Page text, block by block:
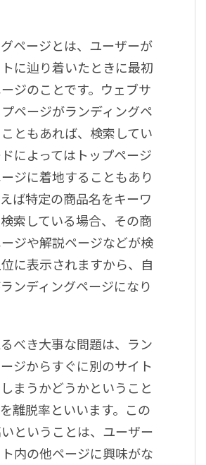
ページとは、ユーザーが
に辿り着いたときに最初
ジのことです。ウェブサ
ページがランディングペ
ともあれば、検索してい
によってはトップページ
ジに着地することもあり
ば特定の商品名をキーワ
索している場合、その商
ジや解説ページなどが検
に表示されますから、自
ンディングページになり
べき大事な問題は、ラン
ジからすぐに別のサイト
まうかどうかということ
離脱率といいます。この
ということは、ユーザー
内の他ページに興味がな